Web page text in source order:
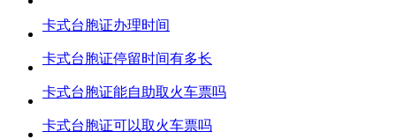
卡式台胞证办理时间
卡式台胞证停留时间有多长
卡式台胞证能自助取火车票吗
卡式台胞证可以取火车票吗